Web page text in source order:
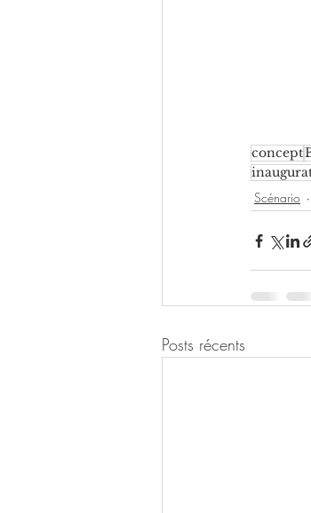
concept
Scénario
Posts récents